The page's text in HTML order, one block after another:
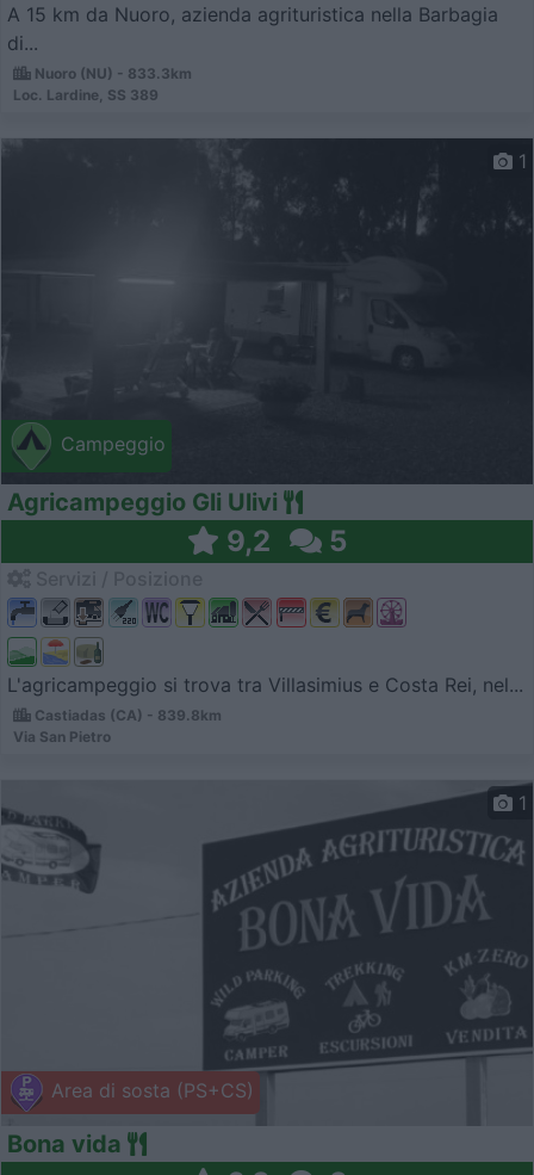
A 15 km da Nuoro, azienda agrituristica nella Barbagia
di...
Nuoro (NU) - 833.3km
Loc. Lardine, SS 389
Campeggio
1
Agricampeggio Gli Ulivi
9,2 5
L'agricampeggio si trova tra Villasimius e Costa Rei, nel...
Castiadas (CA) - 839.8km
Via San Pietro
Area di sosta (PS+CS)
1
Bona vida